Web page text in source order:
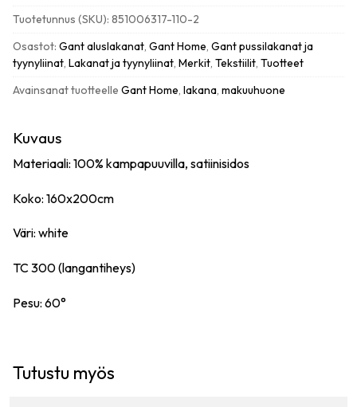
aluslakana
160x200cm,
white
Tuotetunnus (SKU): 851006317-110-2
Osastot: Gant aluslakanat, Gant Home, Gant pussilakanat ja
tyynyliinat, Lakanat ja tyynyliinat, Merkit, Tekstiilit, Tuotteet
Avainsanat tuotteelle Gant Home, lakana, makuuhuone
Kuvaus
Materiaali: 100% kampapuuvilla, satiinisidos
Koko: 160x200cm
Väri: white
TC 300 (langantiheys)
Pesu: 60°
Tutustu myös